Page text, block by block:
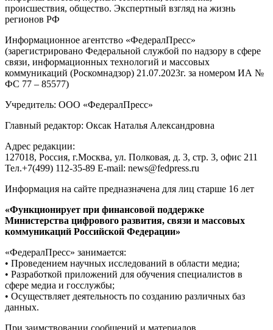
происшествия, общество. Экспертный взгляд на жизнь
регионов РФ
Информационное агентство «ФедералПресс»
(зарегистрировано Федеральной службой по надзору в сфере
связи, информационных технологий и массовых
коммуникаций (Роскомнадзор) 21.07.2023г. за номером ИА №
ФС 77 – 85577)
Учредитель: ООО «ФедералПресс»
Главный редактор: Оксак Наталья Александровна
Адрес редакции:
127018, Россия, г.Москва, ул. Полковая, д. 3, стр. 3, офис 211
Тел.+7(499) 112-35-89 E-mail: news@fedpress.ru
Информация на сайте предназначена для лиц старше 16 лет
«Функционирует при финансовой поддержке
Министерства цифрового развития, связи и массовых
коммуникаций Российской Федерации»
«ФедералПресс» занимается:
• Проведением научных исследований в области медиа;
• Разработкой приложений для обучения специалистов в
сфере медиа и госслужбы;
• Осуществляет деятельность по созданию различных баз
данных.
При заимствовании сообщений и материалов